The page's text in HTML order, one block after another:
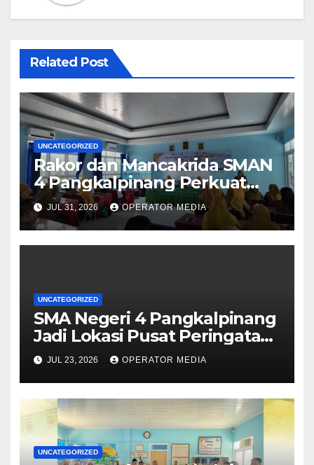
Related Post
UNCATEGORIZED
Rakor dan Mancakrida SMAN
4 Pangkalpinang Perkuat
Kolaborasi Wujudkan Sekolah
Aman, Nyaman, dan
Menyenangkan
JUL 31, 2026 OPERATOR MEDIA
UNCATEGORIZED
SMA Negeri 4 Pangkalpinang
Jadi Lokasi Pusat Peringatan
Hari Anak Nasional 2026 di
Bangka Belitung
JUL 23, 2026 OPERATOR MEDIA
UNCATEGORIZED